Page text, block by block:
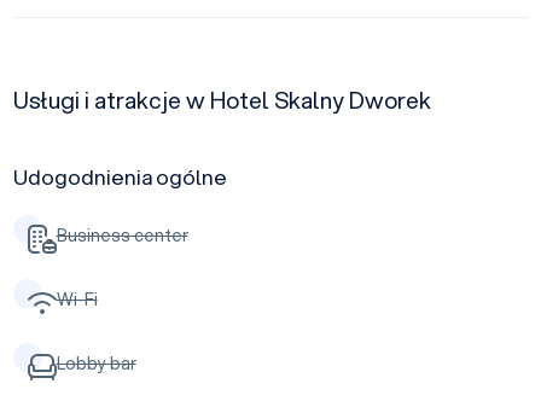
Usługi i atrakcje w Hotel Skalny Dworek
Udogodnienia ogólne
Business center
Wi-Fi
Lobby bar